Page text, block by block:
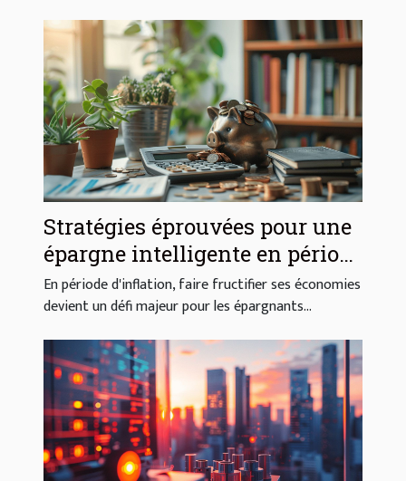
Stratégies éprouvées pour une
épargne intelligente en période
d'inflation
En période d'inflation, faire fructifier ses économies
devient un défi majeur pour les épargnants...